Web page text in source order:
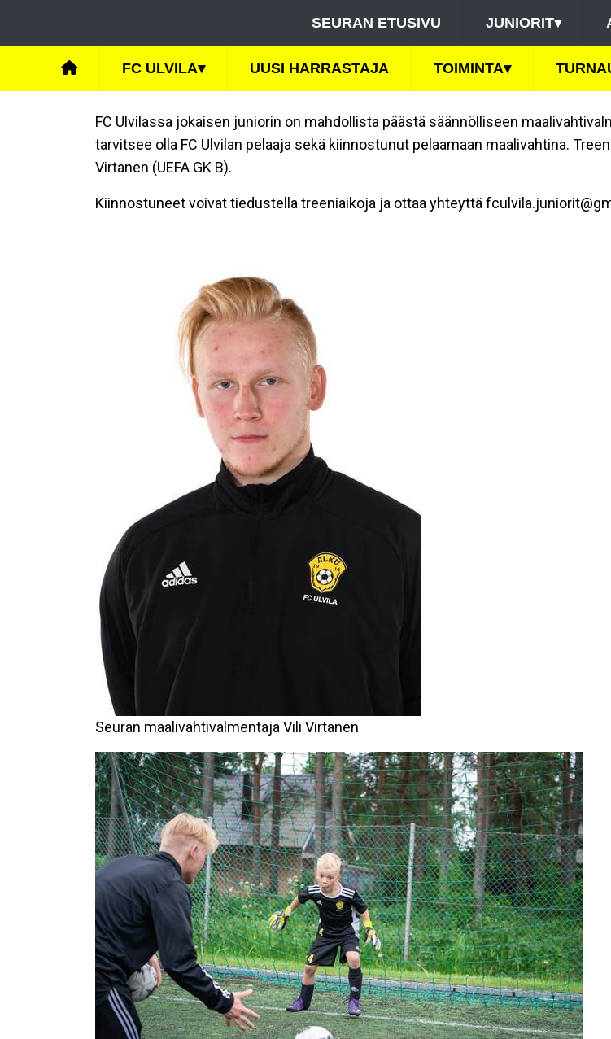
SEURAN ETUSIVU JUNIORIT▾
FC ULVILA▾ UUSI HARRASTAJA TOIMINTA▾
FC Ulvilassa jokaisen juniorin on mahdollista päästä säännölliseen
tarvitsee olla FC Ulvilan pelaaja sekä kiinnostunut pelaamaan maalivahtina.
Virtanen (UEFA GK B).
Kiinnostuneet voivat tiedustella treeniaikoja ja ottaa yhteyttä
Seuran maalivahtivalmentaja Vili Virtanen